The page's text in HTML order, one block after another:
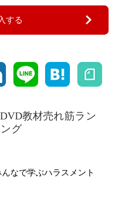
する
教材売れ筋ラン
グ
んなで学ぶハラスメント